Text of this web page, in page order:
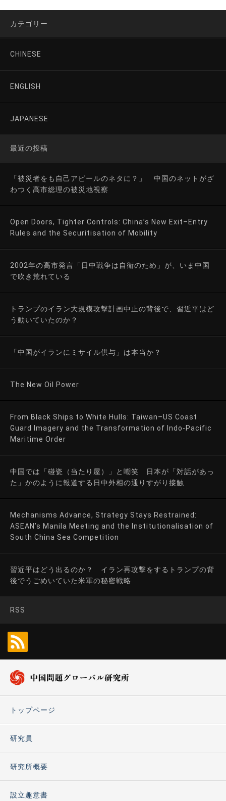
カテゴリー
CHINESE
ENGLISH
JAPANESE
最近の投稿
「被災者をも自己アピールのネタに？」 中国のネットがざ
わつく高市総理の被災地視察
Open Doors, Tighter Controls: China’s New Exit–Entry
Rules and the Securitisation of Mobility
2002年の高市発言「日中戦争は自衛のため」が、いま中国
で吹き荒れている
トランプのイラン大規模攻撃計画中止の背後で、習近平はど
う動いていたのか？
「中国がイランにミサイル供与」は本当か？
The New Oil Power
From Black Ships to White Hulls: Taiwan–US Coast
Guard Imagery and the Transformation of Indo-Pacific
Maritime Order
中国では「碰瓷（当たり屋）」と嘲笑 日本が「対話があっ
た」かのように報道する日中外相の通りすがり接触
Mechanisms Advance, Strategy Stays Restrained:
ASEAN’s Manila Meeting and the Institutionalisation of
South China Sea Competition
習近平はどう出るのか？ イラン再攻撃をするトランプの背
後でうごめいていた米軍の秘密戦略
RSS
トップページ
研究員
研究所概要
設立趣意書